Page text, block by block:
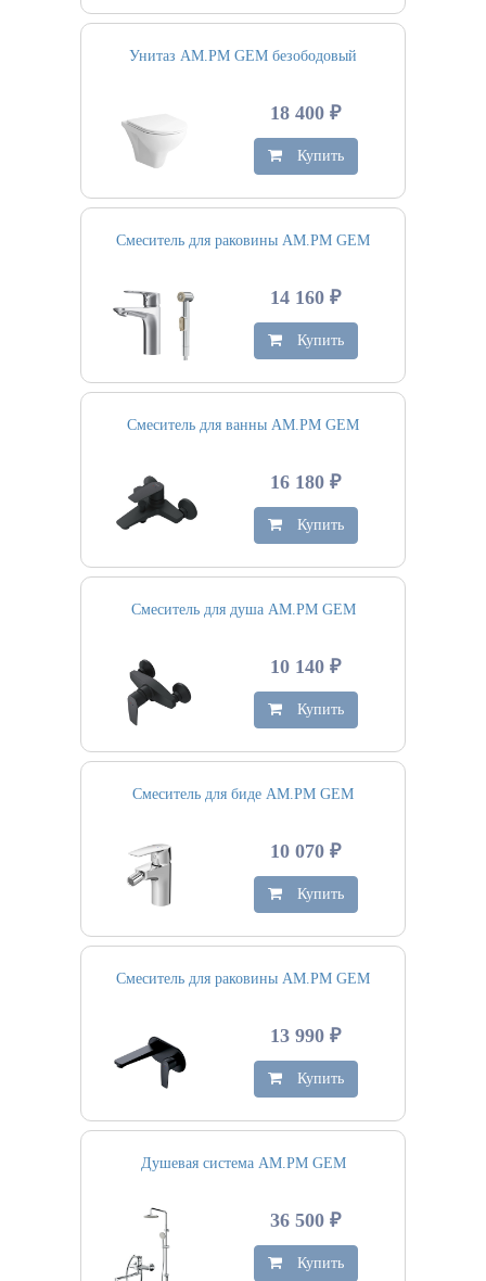
Унитаз AM.PM GEM безободовый
18 400 ₽
Купить
Смеситель для раковины AM.PM GEM
14 160 ₽
Купить
Смеситель для ванны AM.PM GEM
16 180 ₽
Купить
Смеситель для душа AM.PM GEM
10 140 ₽
Купить
Смеситель для биде AM.PM GEM
10 070 ₽
Купить
Смеситель для раковины AM.PM GEM
13 990 ₽
Купить
Душевая система AM.PM GEM
36 500 ₽
Купить